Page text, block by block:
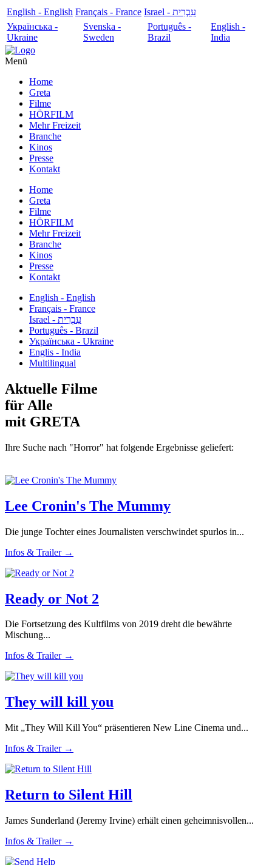
English - English Français - France
עִבְרִית - Israel
Українська -
Ukraine
Svenska -
Sweden
Português -
Brazil
English -
India
Menü
Home
Greta
Filme
HÖRFILM
Mehr Freizeit
Branche
Kinos
Presse
Kontakt
Home
Greta
Filme
HÖRFILM
Mehr Freizeit
Branche
Kinos
Presse
Kontakt
English - English
Français - France
עִבְרִית - Israel
Português - Brazil
Українська - Ukraine
Englis - India
Multilingual
Aktuelle Filme
für Alle
mit GRETA
Ihre Suche nach "Horror" hat folgende Ergebnisse geliefert:
Lee Cronin's The Mummy
Die junge Tochter eines Journalisten verschwindet spurlos in...
Infos & Trailer →
Ready or Not 2
Die Fortsetzung des Kultfilms von 2019 dreht die bewährte
Mischung...
Infos & Trailer →
They will kill you
Mit „They Will Kill You“ präsentieren New Line Cinema und...
Infos & Trailer →
Return to Silent Hill
James Sunderland (Jeremy Irvine) erhält einen geheimnisvollen...
Infos & Trailer →